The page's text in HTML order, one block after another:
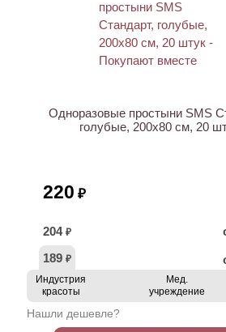
Одноразовые простыни SMS
голубые, 200х80 см, 20
220 ₽
204 ₽
189 ₽
Индустрия
красоты
Мед.
учреждение
Нашли дешевле?